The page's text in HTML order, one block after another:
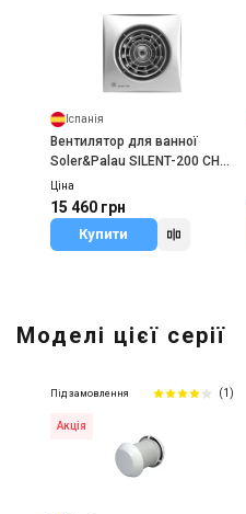
Іспанія
Вентилятор для ванної
Soler&Palau SILENT-200 CHZ
SILVER
Ціна
15 460 грн
Купити
Моделі цієї серії
Під замовлення (1)
Акція